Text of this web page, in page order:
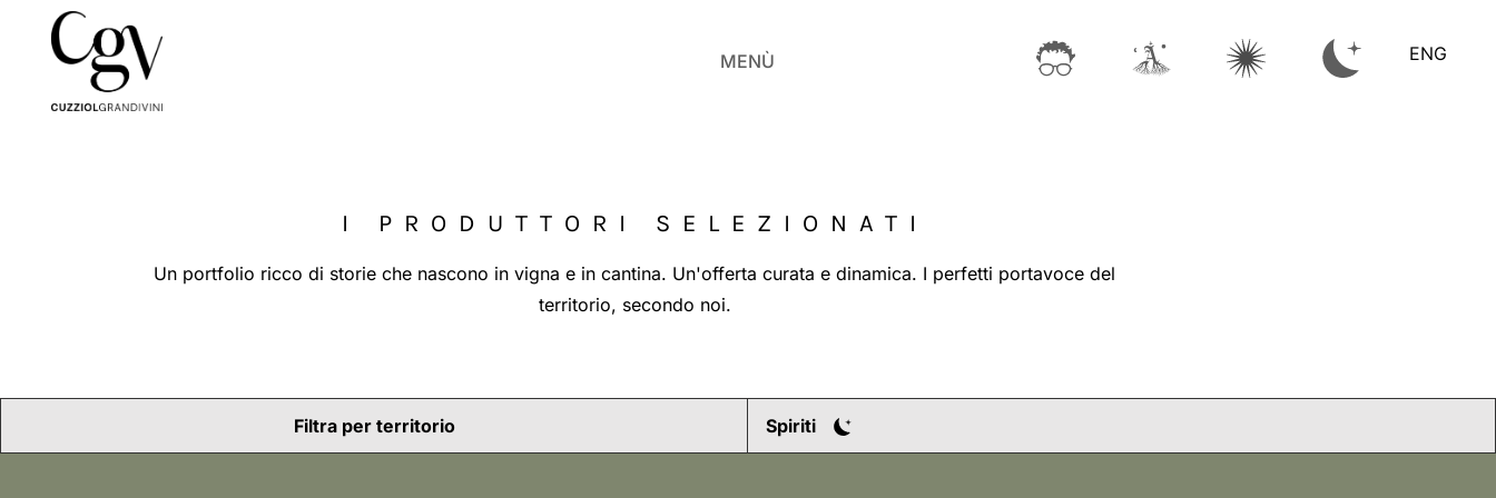
MENÙ ENG
I PRODUTTORI SELEZIONATI
Un portfolio ricco di storie che nascono in vigna e in cantina. Un'offerta curata e dinamica. I perfetti portavoce del
territorio, secondo noi.
Filtra per territorio Spiriti